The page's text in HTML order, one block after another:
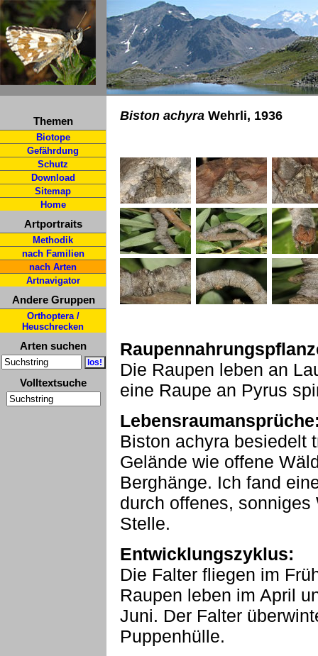
Themen
Biotope
Gefährdung
Schutz
Download
Sitemap
Home
Artportraits
Methodik
nach Familien
nach Arten
Artnavigator
Andere Gruppen
Orthoptera /
Heuschrecken
Arten suchen
Volltextsuche
Biston achyra Wehrli, 1936
Die Raupen leben an
eine Raupe an Pyrus
Biston achyra besiedelt
Gelände wie offene
Berghänge. Ich fand
durch offenes,
Stelle.
Entwicklungszyklus:
Die Falter fliegen im
Raupen leben im April
Juni. Der Falter
Puppenhülle.